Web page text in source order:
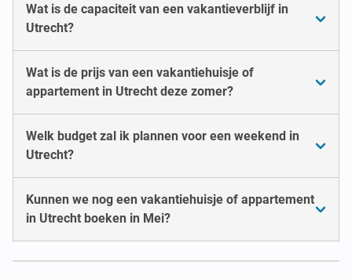
Wat is de capaciteit van een vakantieverblijf in
Utrecht?
Wat is de prijs van een vakantiehuisje of
appartement in Utrecht deze zomer?
Welk budget zal ik plannen voor een weekend in
Utrecht?
Kunnen we nog een vakantiehuisje of appartement
in Utrecht boeken in Mei?